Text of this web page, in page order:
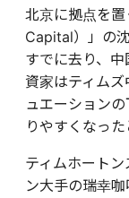
北京に拠点を
Capital）」の
すでに去り、
資家はティム
ュエーション
りやすくなった
ティムホート
ン大手の瑞幸